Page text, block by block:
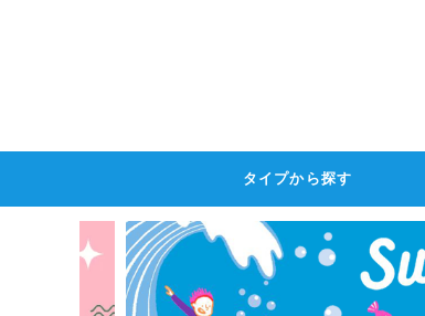
タイプから探す